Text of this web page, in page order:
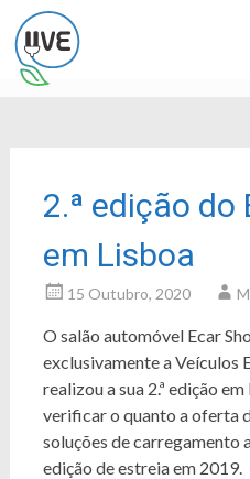
2.ª edição do
em Lisboa
15 Outubro, 2020
O salão automóvel Ecar
exclusivamente a Veículos
realizou a sua 2.ª edição
verificar o quanto a oferta
soluções de carregamento
edição de estreia em 2019.